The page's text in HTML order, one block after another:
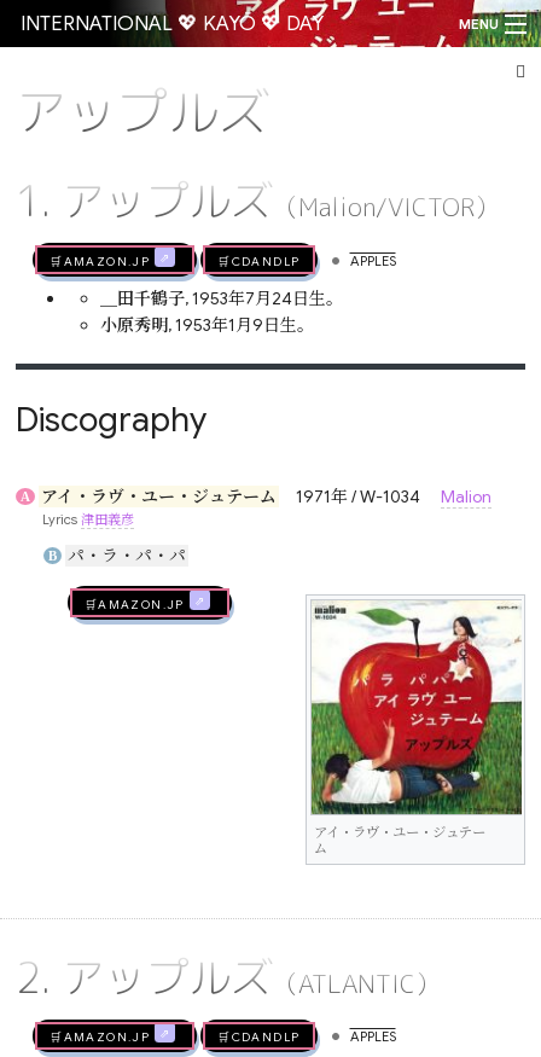
INTERNATIONAL 💖 KAYŌ 💖 DAY MENU
アップルズ
1. アップルズ （Malion/VICTOR）
🛒AMAZON.jp 🛒CDandLP • APPLES
＿田千鶴子, 1953年7月24日生。
小原秀明, 1953年1月9日生。
Discography
A アイ・ラヴ・ユー・ジュテーム 1971年 / W-1034 Malion
Lyrics津田義彦
B パ・ラ・パ・パ
アイ・ラヴ・ユー・ジュテー
ム
🛒AMAZON.jp
2. アップルズ （ATLANTIC）
🛒AMAZON.jp 🛒CDandLP • APPLES